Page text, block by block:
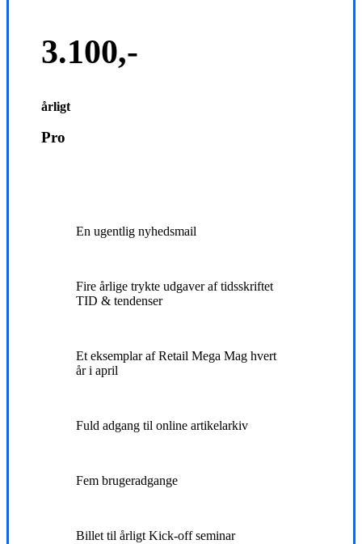
3.100,-
årligt
Pro
En ugentlig nyhedsmail
Fire årlige trykte udgaver af tidsskriftet
TID & tendenser
Et eksemplar af Retail Mega Mag hvert
år i april
Fuld adgang til online artikelarkiv
Fem brugeradgange
Billet til årligt Kick-off seminar